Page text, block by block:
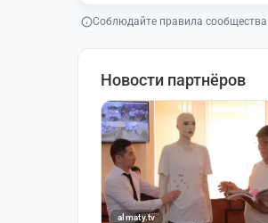
Соблюдайте правила